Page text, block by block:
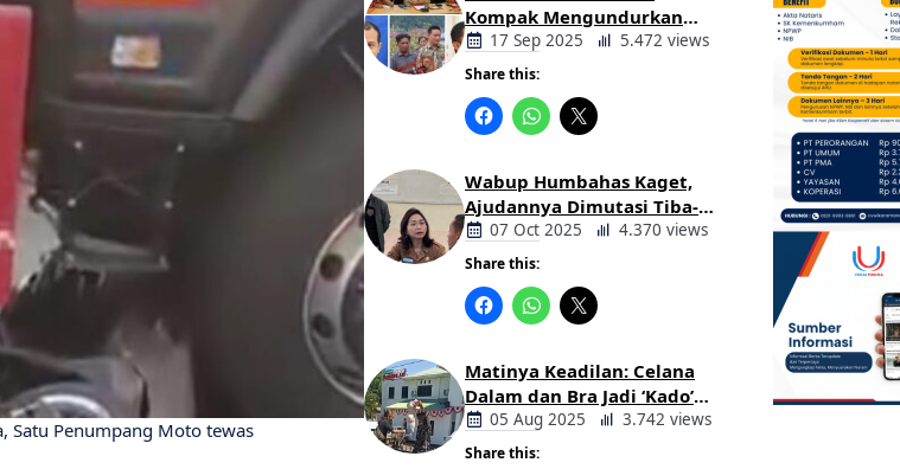
Satu Penumpang Moto tewas
Kompak Mengundurkan
Diri, Ada Apa Pemerintahan
Oloan
17 Sep 2025 5.472 views
Share this:
Wabup Humbahas Kaget,
Ajudannya Dimutasi Tiba-
tiba Tanpa Alasan Oleh
Bupati
07 Oct 2025 4.370 views
Share this:
Matinya Keadilan: Celana
Dalam dan Bra Jadi ‘Kado’
untuk Kajari Bulukumba
05 Aug 2025 3.742 views
Share this: